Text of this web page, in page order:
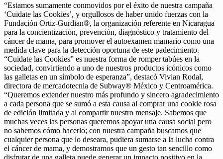
“Estamos sumamente conmovidos por el éxito de nuestra campaña
‘Cuidate las Cookies’, y orgullosos de haber unido fuerzas con la
Fundación Ortiz-Gurdian®, la organización referente en Nicaragua
para la concientización, prevención, diagnóstico y tratamiento del
cáncer de mama, para promover el autoexamen mamario como una
medida clave para la detección oportuna de este padecimiento.
“Cuidate las Cookies” es nuestra forma de romper tabúes en la
sociedad, convirtiendo a uno de nuestros productos icónicos como
las galletas en un símbolo de esperanza”, destacó Vivian Rodal,
directora de mercadotecnia de Subway® México y Centroamérica.
“Queremos extender nuestro más profundo y sincero agradecimiento
a cada persona que se sumó a esta causa al comprar una cookie rosa
de edición limitada y al compartir nuestro mensaje. Sabemos que
muchas veces las personas queremos apoyar una causa social pero
no sabemos cómo hacerlo; con nuestra campaña buscamos que
cualquier persona que lo deseara, pudiera sumarse a la lucha contra
el cáncer de mama, y demostramos que un gesto tan sencillo como
disfrutar de una galleta puede generar un impacto positivo en la